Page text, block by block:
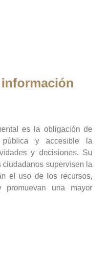
es la obligación de
y accesible la
y decisiones. Su
ciudadanos supervisen la
el uso de los recursos,
promuevan una mayor